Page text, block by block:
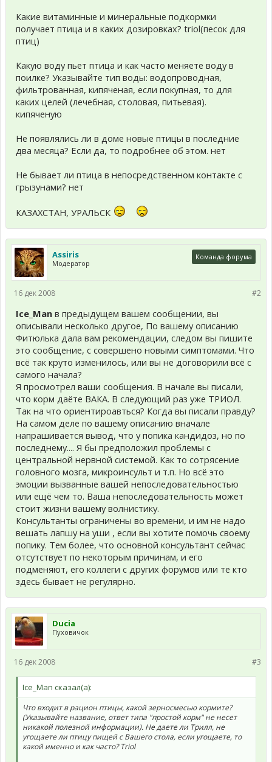
Какие витаминные и минеральные подкормки
получает птица и в каких дозировках? triol(песок для
птиц)
Какую воду пьет птица и как часто меняете воду в
поилке? Указывайте тип воды: водопроводная,
фильтрованная, кипяченая, если покупная, то для
каких целей (лечебная, столовая, питьевая).
кипяченую
Не появлялись ли в доме новые птицы в последние
два месяца? Если да, то подробнее об этом. нет
Не бывает ли птица в непосредственном контакте с
грызунами? нет
КАЗАХСТАН, УРАЛЬСК
Assiris
Модератор
Команда форума
#2
16 дек 2008
Ice_Man в предыдущем вашем сообщении, вы
описывали несколько другое, По вашему описанию
Фитюлька дала вам рекомендации, следом вы пишите
это сообщение, с совершено новыми симптомами. Что
всё так круто изменилось, или вы не договорили всё с
самого начала?
Я просмотрел ваши сообщения. В начале вы писали,
что корм даёте ВАКА. В следующий раз уже ТРИОЛ.
Так на что ориентироавться? Когда вы писали правду?
На самом деле по вашему описанию вначале
напрашивается вывод, что у попика кандидоз, но по
последнему.... Я бы предположил проблемы с
центральной нервной системой. Как то сотрясение
головного мозга, микроинсульт и т.п. Но всё это
эмоции вызванные вашей непоследовательностью
или ещё чем то. Ваша непоследовательность может
стоит жизни вашему волнистику.
Консультанты ограничены во времени, и им не надо
вешать лапшу на уши , если вы хотите помочь своему
попику. Тем более, что основной консультант сейчас
отсутствует по некоторым причинам, и его
подменяют, его коллеги с других форумов или те кто
здесь бывает не регулярно.
Ducia
Пуховичок
#3
16 дек 2008
Ice_Man сказал(а):
Что входит в рацион птицы, какой зерносмесью кормите?
(Указывайте название, ответ типа "простой корм" не несет
никакой полезной информации). Не даете ли Трилл, не
угощаете ли птицу пищей с Вашего стола, если угощаете, то
какой именно и как часто? Triol